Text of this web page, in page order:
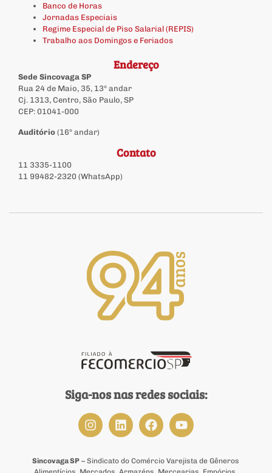
Banco de Horas
Jornadas Especiais
Regime Especial de Piso Salarial (REPIS)
Trabalho aos Domingos e Feriados
Endereço
Sede Sincovaga SP
Rua 24 de Maio, 35, 13º andar
Cj. 1313, Centro, São Paulo, SP
CEP: 01041-000
Auditório (16º andar)
Contato
11 3335-1100
11 99482-2320 (WhatsApp)
Siga-nos nas redes sociais:
Sincovaga SP – Sindicato do Comércio Varejista de Gêneros